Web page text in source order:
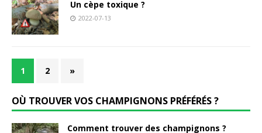
Un cèpe toxique ?
2022-07-13
1 2 »
OÙ TROUVER VOS CHAMPIGNONS PRÉFÉRÉS ?
Comment trouver des champignons ?